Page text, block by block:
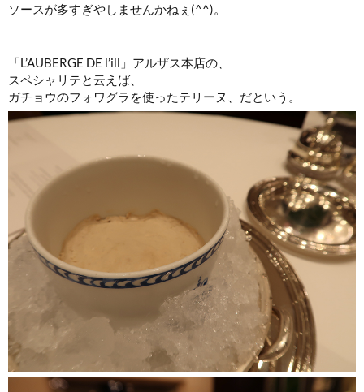
ソースが多すぎやしませんかねぇ(^^)。
「L’AUBERGE DE l’ill」アルザス本店の、
スペシャリテと云えば、
ガチョウのフォワグラを使ったテリーヌ、だという。